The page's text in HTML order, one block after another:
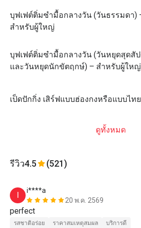
บุฟเฟต์ติ่มซำมื้อกลางวัน (วันธรรมดา)
สำหรับผู้ใหญ่
บุฟเฟต์ติ่มซำมื้อกลางวัน (วันหยุดสุดสั
และวันหยุดนักขัตฤกษ์) – สำหรับผู้ใหญ่
เป็ดปักกิ่ง เสิร์ฟแบบฮ่องกงหรือแบบไทย
ดูทั้งหมด
รีวิว4.5 (521)
I
i****a
20 พ.ค. 2569
perfect
รสชาติอร่อย ราคาสมเหตุสมผล
บริการดี